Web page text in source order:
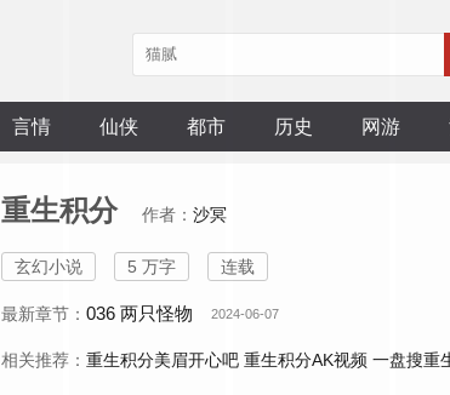
言情 仙侠 都市 历史 网游
重生积分 作者： 沙冥
玄幻小说 5 万字 连载
最新章节： 036 两只怪物 2024-06-07
相关推荐： 重生积分美眉开心吧 重生积分AK视频 一盘搜重